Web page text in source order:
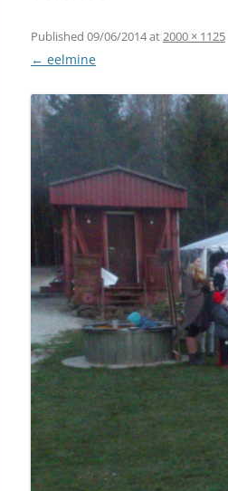
Published 09/06/2014at2000 × 1125
← eelmine